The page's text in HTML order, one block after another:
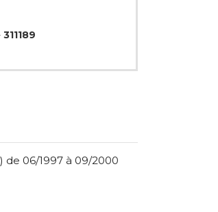
311189
de 06/1997 à 09/2000